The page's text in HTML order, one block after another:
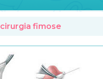
cirurgia fimose